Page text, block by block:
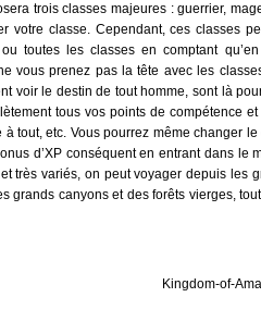
trois classes majeures : guerrier,
votre classe. Cependant, ces classes
toutes les classes en comptant
vous prenez pas la tête avec les
voir le destin de tout homme, sont là
tous vos points de compétence
à tout, etc. Vous pourrez même changer
d’XP conséquent en entrant dans le
très variés, on peut voyager depuis les
grands canyons et des forêts vierges,